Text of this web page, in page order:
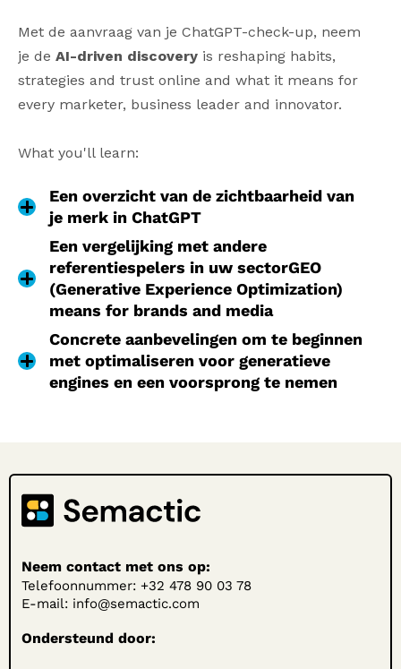
Met de aanvraag van je ChatGPT-check-up, neem
je de AI-driven discovery is reshaping habits,
strategies and trust online and what it means for
every marketer, business leader and innovator.
What you'll learn:
Een overzicht van de zichtbaarheid van
je merk in ChatGPT
Een vergelijking met andere
referentiespelers in uw sectorGEO
(Generative Experience Optimization)
means for brands and media
Concrete aanbevelingen om te beginnen
met optimaliseren voor generatieve
engines en een voorsprong te nemen
Neem contact met ons op:
Telefoonnummer: +32 478 90 03 78
E-mail: info@semactic.com
Ondersteund door: